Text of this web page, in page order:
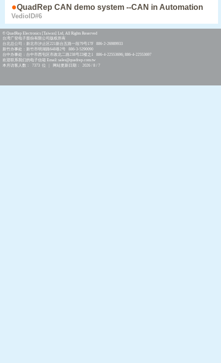
●QuadRep CAN demo system --CAN in Automation
VedioID#6
© QuadRep Electronics [Taiwan] Ltd, All Rights Reserved
台湾广登电子股份有限公司版权所有
台北总公司：新北市汐止区221新台五路一段79号17F 886-2-26989933
新竹办事处：新竹市明湖路648巷2号 886-3-5290090
台中办事处：台中市西屯区市政北二路238号22楼之1 886-4-22553696; 886-4-22553697
欢迎联系我们的电子信箱 Email: sales@quadrep.com.tw
本月访客人数： 7373 位 | 网站更新日期： 2026 / 8 / 7